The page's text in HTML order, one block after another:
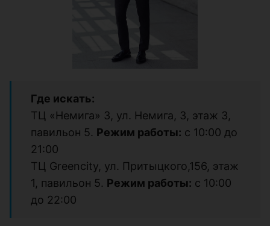
Где искать:
ТЦ «Немига» 3, ул. Немига, 3, этаж 3,
павильон 5. Режим работы: с 10:00 до
21:00
ТЦ Greencity, ул. Притыцкого,156, этаж
1, павильон 5. Режим работы: с 10:00
до 22:00